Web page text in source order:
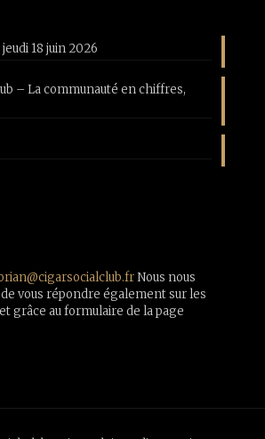
18 juin 2026
– La communauté en chiffres,
Nous nous
vous répondre également sur les
grâce au formulaire de la page